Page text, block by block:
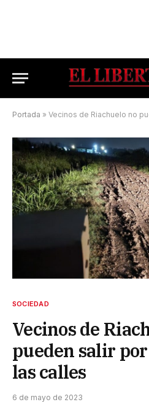
Portada » Vecinos de Riachuelo no
SOCIEDAD
Vecinos de
pueden salir
las calles
6 de mayo de 2023